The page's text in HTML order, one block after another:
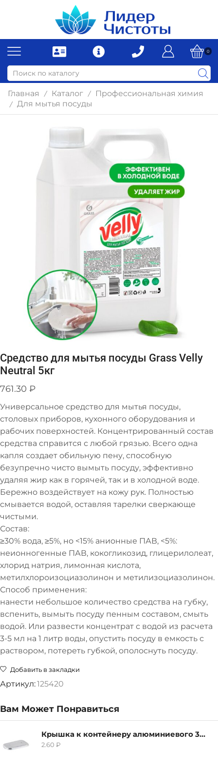
0
Главная / Каталог / Профессиональная химия
/ Для мытья посуды
Средство для мытья посуды Grass Velly
Neutral 5кг
761.30 ₽
Универсальное средство для мытья посуды,
столовых приборов, кухонного оборудования и
рабочих поверхностей. Концентрированный состав
средства справится с любой грязью. Всего одна
капля создает обильную пену, способную
безупречно чисто вымыть посуду, эффективно
удаляя жир как в горячей, так и в холодной воде.
Бережно воздействует на кожу рук. Полностью
смывается водой, оставляя тарелки сверкающе
чистыми.
Состав:
≥30% вода, ≥5%, но <15% анионные ПАВ, <5%:
неионногенные ПАВ, кокогликозид, глицерилолеат,
хлорид натрия, лимонная кислота,
метилхлороизоциазолинон и метилизоциазолинон.
Способ применения:
нанести небольшое количество средства на губку,
вспенить, вымыть посуду пенным составом, смыть
водой. Или развести концентрат с водой из расчета
3-5 мл на 1 литр воды, опустить посуду в емкость с
раствором, потереть губкой, ополоснуть посуду.
Добавить в закладки
Артикул:125420
Вам Может Понравиться
Крышка к контейнеру алюминиевого 380мл
2.60 ₽